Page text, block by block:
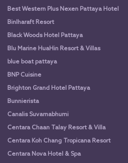
Best Western Plus Nexen Pattaya Hotel
Binlharaft Resort
Black Woods Hotel Pattaya
Blu Marine HuaHin Resort & Villas
blue boat pattaya
BNP Cuisine
Brighton Grand Hotel Pattaya
Bunnierista
Canalis Suvarnabhumi
Centara Chaan Talay Resort & Villa
Centara Koh Chang Tropicana Resort
Centara Nova Hotel & Spa